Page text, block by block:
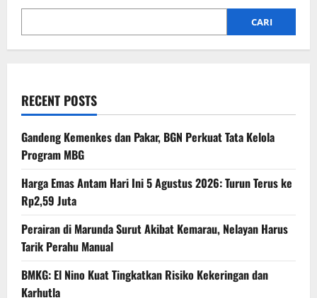
Komjen,
Dankorbrimob
Irjen
CARI
RECENT POSTS
Gandeng Kemenkes dan Pakar, BGN Perkuat Tata Kelola
Program MBG
Harga Emas Antam Hari Ini 5 Agustus 2026: Turun Terus ke
Rp2,59 Juta
Perairan di Marunda Surut Akibat Kemarau, Nelayan Harus
Tarik Perahu Manual
BMKG: El Nino Kuat Tingkatkan Risiko Kekeringan dan
Karhutla